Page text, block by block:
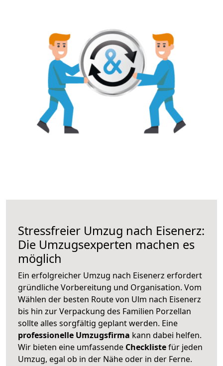
Stressfreier Umzug nach Eisenerz:
Die Umzugsexperten machen es
möglich
Ein erfolgreicher Umzug nach Eisenerz erfordert
gründliche Vorbereitung und Organisation. Vom
Wählen der besten Route von Ulm nach Eisenerz
bis hin zur Verpackung des Familien Porzellan
sollte alles sorgfältig geplant werden. Eine
professionelle Umzugsfirma kann dabei helfen.
Wir bieten eine umfassende Checklistefür jeden
Umzug, egal ob in der Nähe oder in der Ferne.